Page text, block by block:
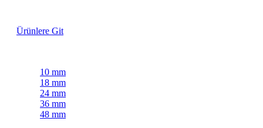
Ürünlere Git
10 mm
18 mm
24 mm
36 mm
48 mm